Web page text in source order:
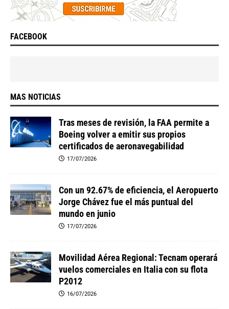
FACEBOOK
MAS NOTICIAS
Tras meses de revisión, la FAA permite a
Boeing volver a emitir sus propios
certificados de aeronavegabilidad
17/07/2026
Con un 92.67% de eficiencia, el Aeropuerto
Jorge Chávez fue el más puntual del
mundo en junio
17/07/2026
Movilidad Aérea Regional: Tecnam operará
vuelos comerciales en Italia con su flota
P2012
16/07/2026